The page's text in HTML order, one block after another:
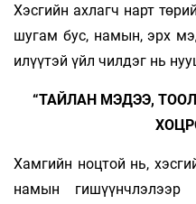
Хэсгийн ахлагч нарт
шугам бус, намын, эрх
илүүтэй үйл­ чилдэг нь
“ТАЙЛАН МЭДЭЭ,
Хамгийн ноцтой нь,
намын гишүүнчлэлээр